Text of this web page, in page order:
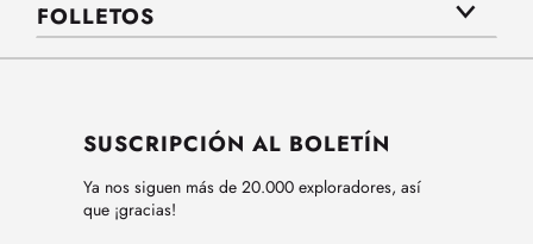
FOLLETOS
SUSCRIPCIÓN AL BOLETÍN
Ya nos siguen más de 20.000 exploradores, así
que ¡gracias!